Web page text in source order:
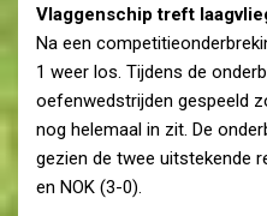
Vlaggenschip treft
Na een
1 weer los. Tijdens de
oefenwedstrijden gespeeld
nog helemaal in zit. De
gezien de twee uitstekende
en NOK (3-0).